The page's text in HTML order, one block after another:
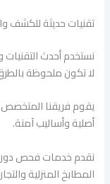
تقنيات حديثة للكشف
نستخدم أحدث
لا تكون ملحوظة
يقوم فريقنا
أصلية وأساليب آمنة.
نقدم خدمات فحص
المطابخ المنزلية